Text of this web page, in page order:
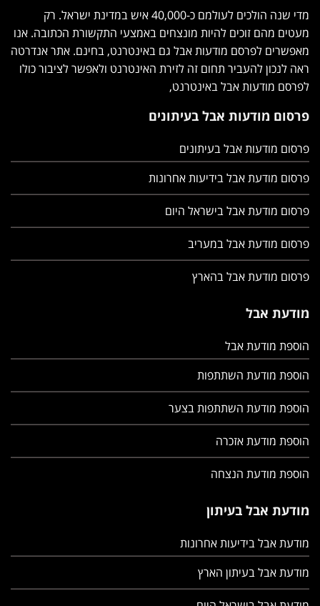
מדי שנה הולכים לעולמם כ-40,000 איש במדינת ישראל. רק
מעטים מהם זוכים להיות מונצחים באמצעי התקשורת הכתובה. אנו
מאפשרים לפרסם מודעות אבל גם באינטרנט, בחינם. אתר אנדרטה
ראה לנכון להעביר תחום זה לזירת האינטרנט ולאפשר לציבור כולו
לפרסם מודעות אבל באינטרנט,
פרסום מודעות אבל בעיתונים
פרסום מודעות אבל בעיתונים
פרסום מודעת אבל בידיעות אחרונות
פרסום מודעת אבל בישראל היום
פרסום מודעת אבל במעריב
פרסום מודעת אבל בהארץ
מודעת אבל
הוספת מודעת אבל
הוספת מודעת השתתפות
הוספת מודעת השתתפות בצער
הוספת מודעת אזכרה
הוספת מודעת הנצחה
מודעת אבל בעיתון
מודעת אבל בידיעות אחרונות
מודעת אבל בעיתון הארץ